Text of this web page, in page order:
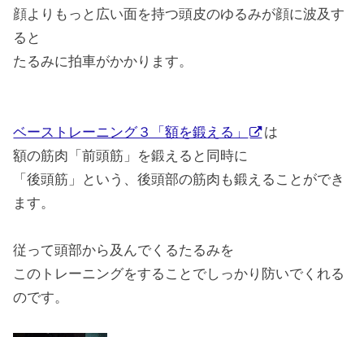
顔よりもっと広い面を持つ頭皮のゆるみが顔に波及す
ると
たるみに拍車がかかります。
ベーストレーニング３「額を鍛える」
は
額の筋肉「前頭筋」を鍛えると同時に
「後頭筋」という、後頭部の筋肉も鍛えることができ
ます。
従って頭部から及んでくるたるみを
このトレーニングをすることでしっかり防いでくれる
のです。